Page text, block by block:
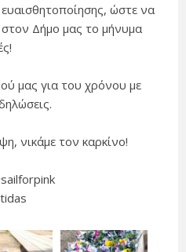
ώστε να
Δήμο μας το μήνυμα
μας για του χρόνου με
νικάμε τον καρκίνο!